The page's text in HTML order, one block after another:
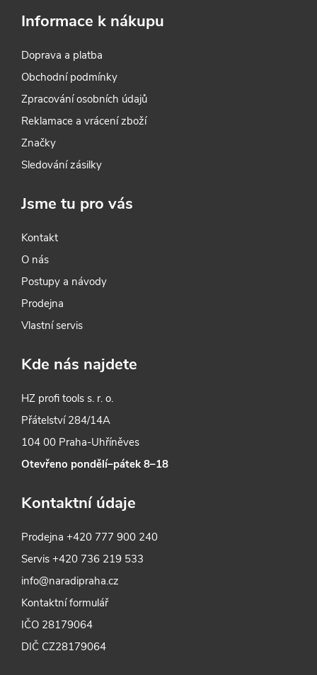
Informace k nákupu
Doprava a platba
Obchodní podmínky
Zpracování osobních údajů
Reklamace a vrácení zboží
Značky
Sledování zásilky
Jsme tu pro vás
Kontakt
O nás
Postupy a návody
Prodejna
Vlastní servis
Kde nás najdete
HZ profi tools s. r. o.
Přátelství 284/14A
104 00 Praha-Uhříněves
Otevřeno pondělí–pátek 8–18
Kontaktní údaje
Prodejna+420 777 900 240
Servis+420 736 219 533
info@naradipraha.cz
Kontaktní formulář
IČO 28179064
DIČ CZ28179064